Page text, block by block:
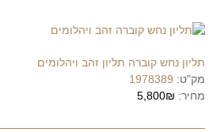
תליון נחש קוברה תליון זהב ויהלומים
מק"ט: 1978389
מחיר: 5,800₪